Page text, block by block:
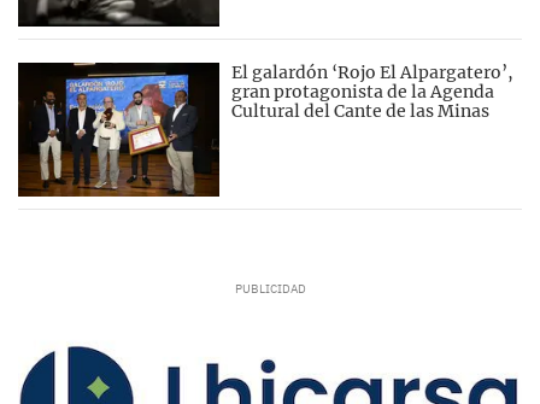
El galardón ‘Rojo El Alpargatero’,
gran protagonista de la Agenda
Cultural del Cante de las Minas